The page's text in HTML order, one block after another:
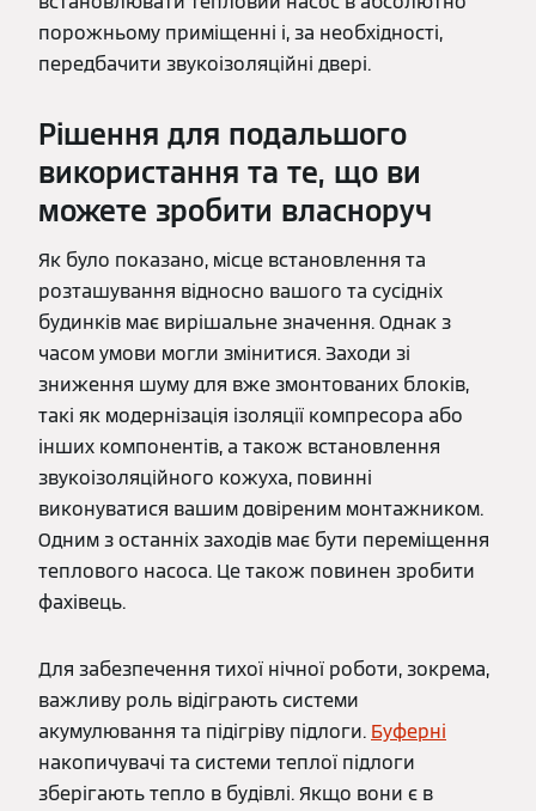
порожньому приміщенні і, за необхідності,
передбачити звукоізоляційні двері.
Рішення для подальшого
використання та те, що ви
можете зробити власноруч
Як було показано, місце встановлення та
розташування відносно вашого та сусідніх
будинків має вирішальне значення. Однак з
часом умови могли змінитися. Заходи зі
зниження шуму для вже змонтованих блоків,
такі як модернізація ізоляції компресора або
інших компонентів, а також встановлення
звукоізоляційного кожуха, повинні
виконуватися вашим довіреним монтажником.
Одним з останніх заходів має бути переміщення
теплового насоса. Це також повинен зробити
фахівець.
Для забезпечення тихої нічної роботи, зокрема,
важливу роль відіграють системи
акумулювання та підігріву підлоги. Буферні
накопичувачі та системи теплої підлоги
зберігають тепло в будівлі. Якщо вони є в